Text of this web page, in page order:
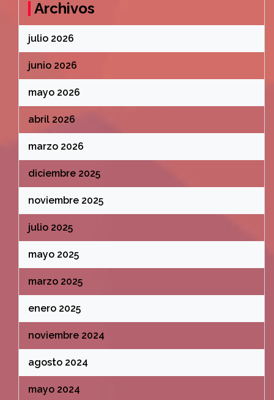
Archivos
julio 2026
junio 2026
mayo 2026
abril 2026
marzo 2026
diciembre 2025
noviembre 2025
julio 2025
mayo 2025
marzo 2025
enero 2025
noviembre 2024
agosto 2024
mayo 2024